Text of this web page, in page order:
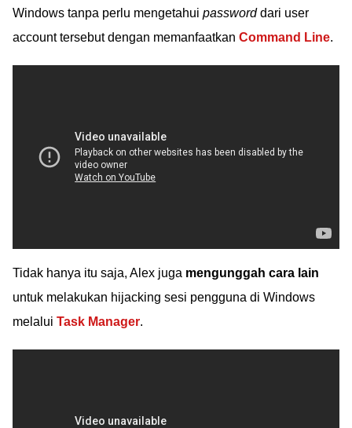
Windows tanpa perlu mengetahui passworddari user
account tersebut dengan memanfaatkan Command Line.
Tidak hanya itu saja, Alex juga mengunggah cara lain
untuk melakukan hijacking sesi pengguna di Windows
melalui Task Manager.